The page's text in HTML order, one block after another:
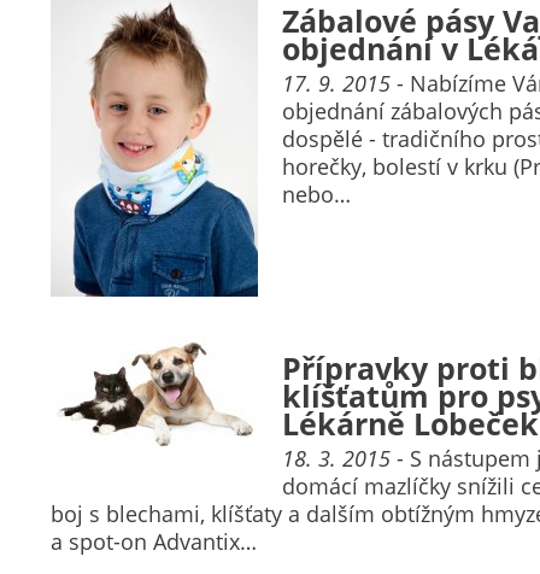
Zábalové pásy
objednání v
17. 9. 2015 - Nabízíme
objednání zábalových
dospělé - tradičního
horečky, bolestí v krku
nebo…
Přípravky proti
klíšťatům pro
Lékárně
18. 3. 2015 - S nástupem
domácí mazlíčky snížili
boj s blechami, klíšťaty a dalším obtížným
a spot-on Advantix…